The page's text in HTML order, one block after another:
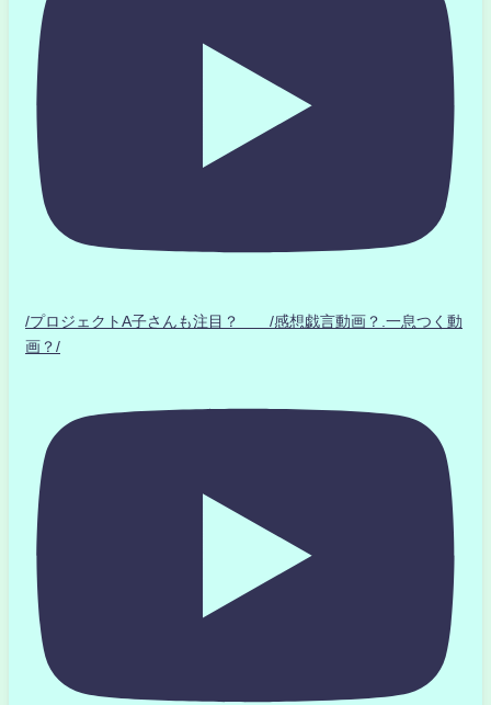
/プロジェクトA子さんも注目？ /感想戯言動画？.一息つく動
画？/